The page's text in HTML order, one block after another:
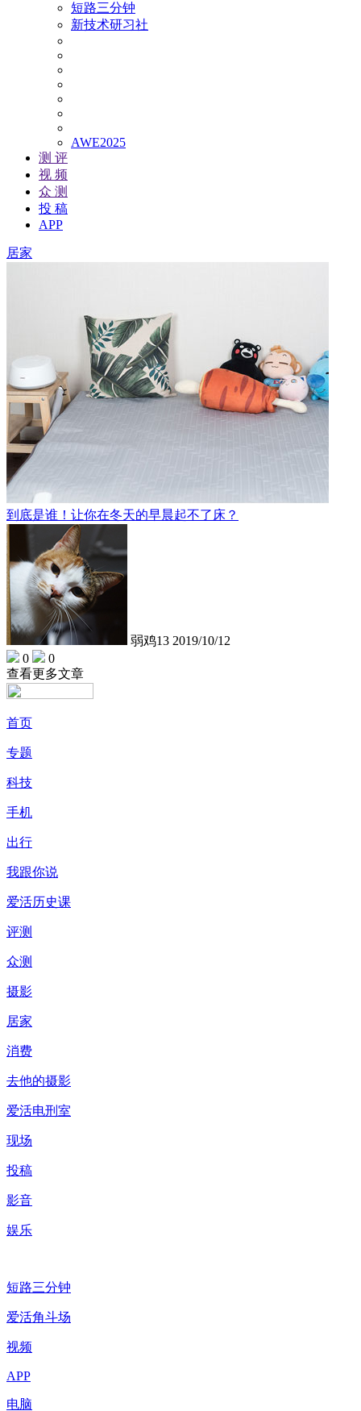
短路三分钟
新技术研习社
AWE2025
测 评
视 频
众 测
投 稿
APP
居家
到底是谁！让你在冬天的早晨起不了床？
弱鸡13 2019/10/12
0
0
查看更多文章
首页
专题
科技
手机
出行
我跟你说
爱活历史课
评测
众测
摄影
居家
消费
去他的摄影
爱活电刑室
现场
投稿
影音
娱乐
短路三分钟
爱活角斗场
视频
APP
电脑